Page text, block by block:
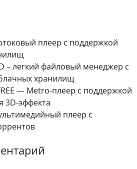
плеер с поддержкой
– легкий файловый менеджер с
хранилищ
— Metro-плеер с поддержкой
3D-эффекта
плеер с